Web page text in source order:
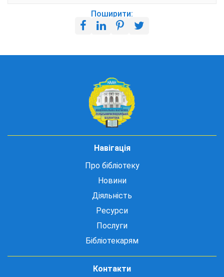
Поширити:
Навігація
Про бібліотеку
Новини
Діяльність
Ресурси
Послуги
Бібліотекарям
Контакти